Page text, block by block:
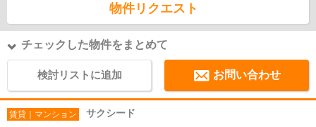
物件リクエスト
チェックした物件をまとめて
検討リストに追加 お問い合わせ
賃貸｜マンション サクシード